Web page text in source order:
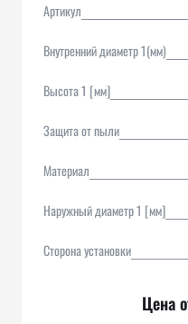
Артикул
Внутренний диаметр 1(мм)
Высота 1 [мм]
Защита от пыли
Материал
Наружный диаметр 1 [мм]
Сторона установки
Цена